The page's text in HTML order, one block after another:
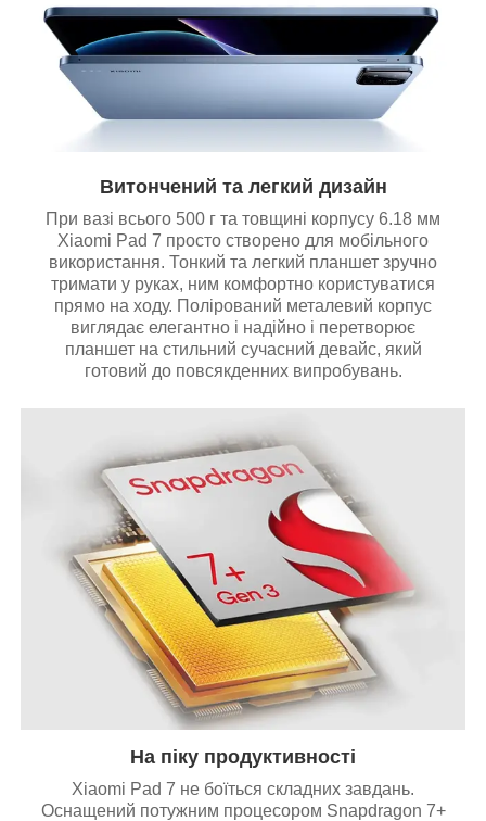
Витончений та легкий дизайн
При вазі всього 500 г та товщині корпусу 6.18 мм
Xiaomi Pad 7 просто створено для мобільного
використання. Тонкий та легкий планшет зручно
тримати у руках, ним комфортно користуватися
прямо на ходу. Полірований металевий корпус
виглядає елегантно і надійно і перетворює
планшет на стильний сучасний девайс, який
готовий до повсякденних випробувань.
На піку продуктивності
Xiaomi Pad 7 не боїться складних завдань.
Оснащений потужним процесором Snapdragon 7+